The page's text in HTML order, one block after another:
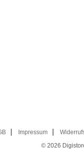
Impressum
© 2026